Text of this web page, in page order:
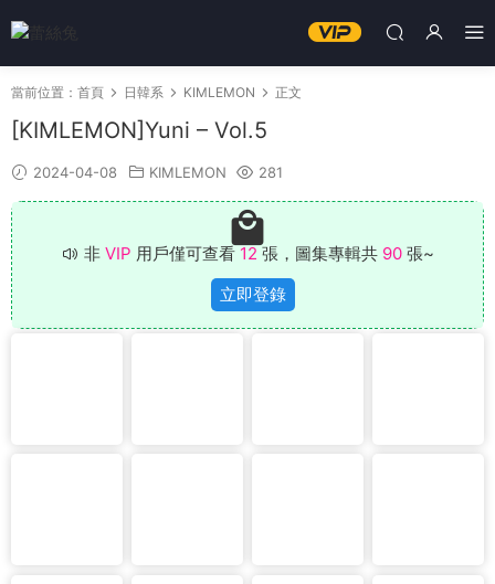
當前位置： 首頁 日韓系 KIMLEMON 正文
[KIMLEMON]Yuni – Vol.5
2024-04-08 KIMLEMON 281
非 VIP 用戶僅可查看 12 張，圖集專輯共 90張~
立即登錄